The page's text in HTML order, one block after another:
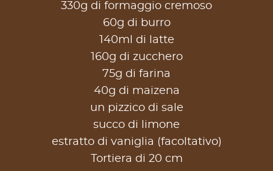
330g di formaggio cremoso
60g di burro
140ml di latte
160g di zucchero
75g di farina
40g di maizena
un pizzico di sale
succo di limone
estratto di vaniglia (facoltativo)
Tortiera di 20 cm